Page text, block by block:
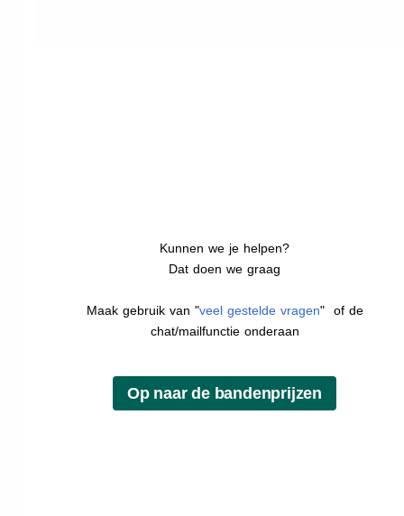
Kunnen we je helpen?
Dat doen we graag
Maak gebruik van "veel gestelde vragen" of de
chat/mailfunctie onderaan